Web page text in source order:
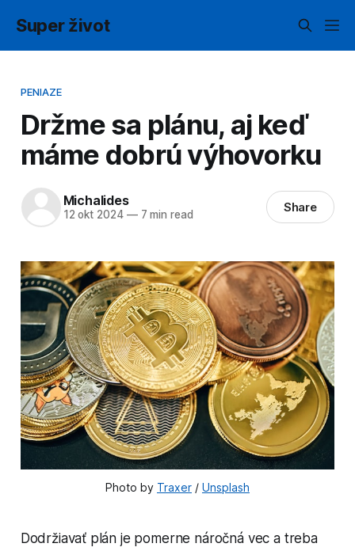
Super život
PENIAZE
Držme sa plánu, aj keď
máme dobrú výhovorku
Michalides
12 okt 2024 —7 min read Share
Photo by Traxer / Unsplash
Dodržiavať plán je pomerne náročná vec a treba